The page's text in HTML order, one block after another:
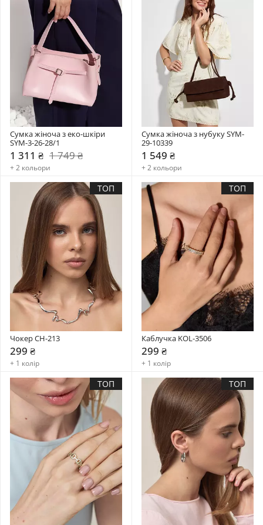
Сумка жіноча з еко-шкіри
SYM-3-26-28/1
1 311 ₴ 1 749 ₴
+ 2 кольори
Сумка жіноча з нубуку SYM-
29-10339
1 549 ₴
+ 2 кольори
ТОП
Чокер CH-213
299 ₴
+ 1 колір
ТОП
Каблучка KOL-3506
299 ₴
+ 1 колір
ТОП ТОП